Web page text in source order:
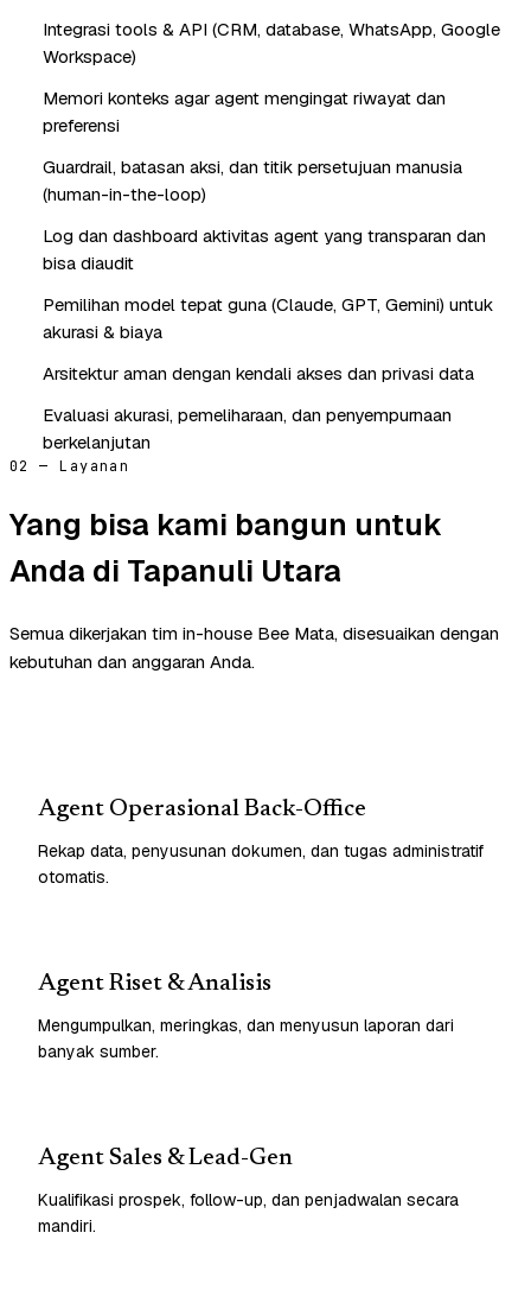
Integrasi tools & API (CRM, database, WhatsApp, Google
Workspace)
Memori konteks agar agent mengingat riwayat dan
preferensi
Guardrail, batasan aksi, dan titik persetujuan manusia
(human-in-the-loop)
Log dan dashboard aktivitas agent yang transparan dan
bisa diaudit
Pemilihan model tepat guna (Claude, GPT, Gemini) untuk
akurasi & biaya
Arsitektur aman dengan kendali akses dan privasi data
Evaluasi akurasi, pemeliharaan, dan penyempurnaan
berkelanjutan
02 — Layanan
Yang bisa kami bangun untuk
Anda di Tapanuli Utara
Semua dikerjakan tim in-house Bee Mata, disesuaikan dengan
kebutuhan dan anggaran Anda.
Agent Operasional Back-Office
Rekap data, penyusunan dokumen, dan tugas administratif
otomatis.
Agent Riset & Analisis
Mengumpulkan, meringkas, dan menyusun laporan dari
banyak sumber.
Agent Sales & Lead-Gen
Kualifikasi prospek, follow-up, dan penjadwalan secara
mandiri.